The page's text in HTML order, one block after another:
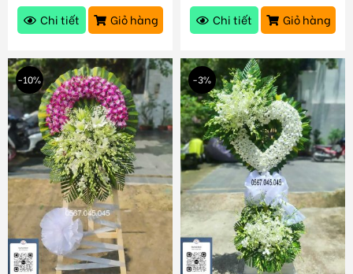
Chi tiết
Giỏ hàng
Chi tiết
Giỏ hàng
-10% -3%